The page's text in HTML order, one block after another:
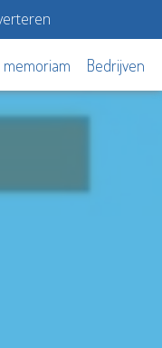
memoriam Bedrijven